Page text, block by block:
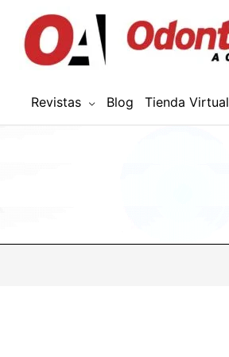
Revistas Blog Tienda Virtual